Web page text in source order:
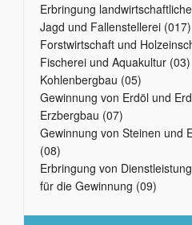
Erbringung
Jagd und Fallenstellerei (017)
Forstwirtschaft und
Fischerei und Aquakultur (03)
Kohlenbergbau (05)
Gewinnung von Erdöl und
Erzbergbau (07)
Gewinnung von Steinen und
(08)
Erbringung von
für die Gewinnung (09)